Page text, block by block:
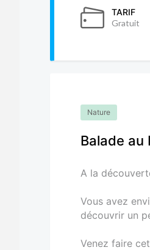
TARIF
Gratuit
Nature
Balade au
A la
Vous avez
découvrir un
Venez faire